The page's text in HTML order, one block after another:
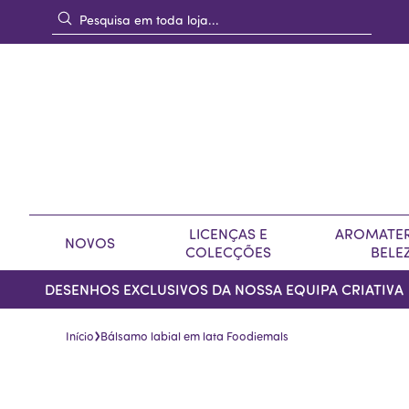
NOVOS
LICENÇAS E
COLECÇÕES
DESENHOS EXCLUSIVOS DA NOSSA EQUIPA CRIATIVA
Início›Bálsamo labial em lata Foodiemals